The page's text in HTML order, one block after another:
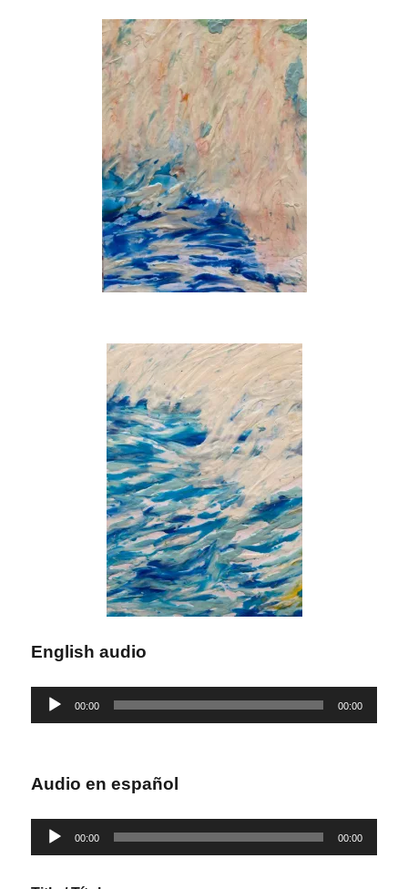
English audio
Reproductor
de
00:00 00:00
Audio en español
Reproductor
de
00:00 00:00